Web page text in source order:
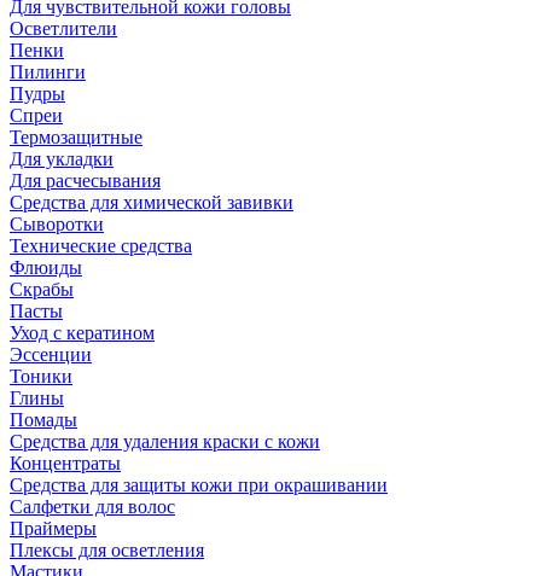
Для чувствительной кожи головы
Осветлители
Пенки
Пилинги
Пудры
Спреи
Термозащитные
Для укладки
Для расчесывания
Средства для химической завивки
Сыворотки
Технические средства
Флюиды
Скрабы
Пасты
Уход с кератином
Эссенции
Тоники
Глины
Помады
Средства для удаления краски с кожи
Концентраты
Средства для защиты кожи при окрашивании
Салфетки для волос
Праймеры
Плексы для осветления
Мастики